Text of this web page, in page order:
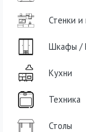
Стенки и
Шкафы /
Кухни
Техника
Столы